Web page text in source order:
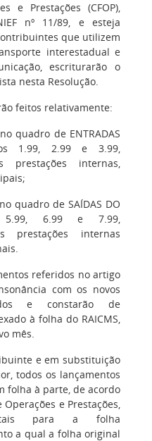
e Prestações (CFOP),
nº 11/89, e esteja
que utilizem
interestadual e
escriturarão o
nesta Resolução.
feitos relativamente:
quadro de ENTRADAS
1.99, 2.99 e 3.99,
prestações internas,
quadro de SAÍDAS DO
5.99, 6.99 e 7.99,
prestações internas
referidos no artigo
com os novos
e constarão de
à folha do RAICMS,
mês.
e em substituição
todos os lançamentos
folha à parte, de acordo
e Prestações,
para a folha
a qual a folha original